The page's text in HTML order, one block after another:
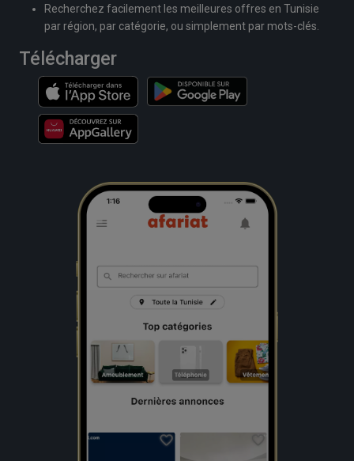
Recherchez facilement les meilleures offres en Tunisie
par région, par catégorie, ou simplement par mots-clés.
Télécharger